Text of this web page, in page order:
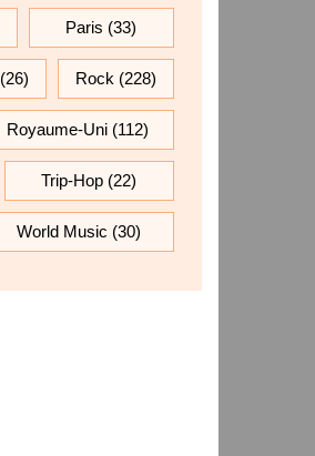
Paris (33)
(26) Rock (228)
Royaume-Uni(112)
Trip-Hop (22)
World Music (30)